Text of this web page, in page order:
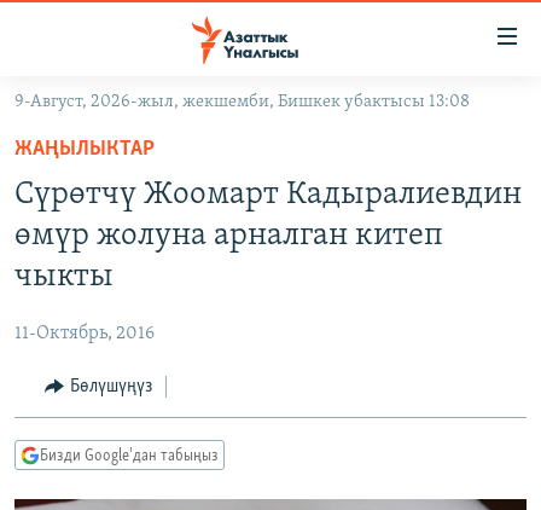
Навигацияга
өтүңүз
Издөөгө
салыңызКЫРГЫЗСТАН
МАДАНИЯТ
ДҮЙНӨ
УКРАИНА
ТВ ПРОГРАММАЛАР
БҮГҮН АЗАТТЫКТА
ПОДКАСТ
Русский
9-Август, 2026-жыл, жекшемби, Бишкек убактысы 13:08
ЖАҢЫЛЫКТАР
Сүрөтчү Жоомарт Кадыралиевдин
өмүр жолуна арналган китеп
чыкты
11-Октябрь, 2016
Бөлүшүңүз
Бизди Google'дан табыңыз